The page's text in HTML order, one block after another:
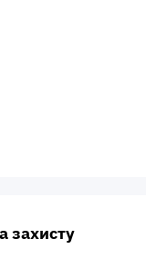
захисту